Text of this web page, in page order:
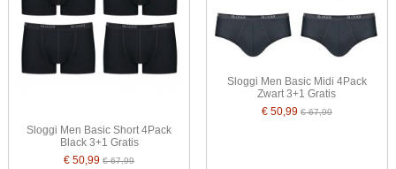
Sloggi Men Basic Short 4Pack
Black 3+1 Gratis
€ 50,99€ 67,99
Sloggi Men Basic Midi 4Pack
Zwart 3+1 Gratis
€ 50,99€ 67,99